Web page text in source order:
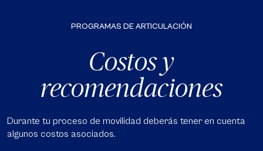
PROGRAMAS DE ARTICULACIÓN
Costos y
recomendaciones
Durante tu proceso de movilidad deberás tener en cuenta
algunos costos asociados.